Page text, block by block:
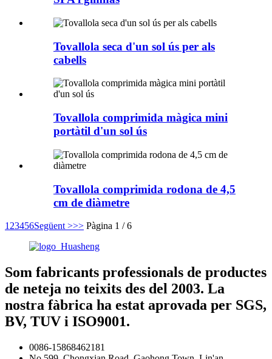
Tovallola seca d'un sol ús per als
cabells
Tovallola comprimida màgica mini
portàtil d'un sol ús
Tovallola comprimida rodona de 4,5
cm de diàmetre
1 23456Següent >>> Pàgina 1 / 6
Som fabricants professionals de productes
de neteja no teixits des del 2003. La
nostra fàbrica ha estat aprovada per SGS,
BV, TUV i ISO9001.
0086-15868462181